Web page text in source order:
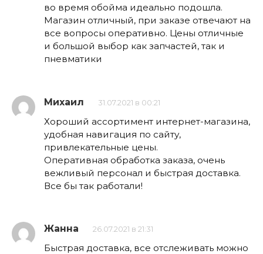
во время обойма идеально подошла.
Магазин отличный, при заказе отвечают на
все вопросы оперативно. Цены отличные
и большой выбор как запчастей, так и
пневматики
Михаил 31.07.2021 в 00:21
Хороший ассортимент интернет-магазина,
удобная навигация по сайту,
привлекательные цены.
Оперативная обработка заказа, очень
вежливый персонал и быстрая доставка.
Все бы так работали!
Жанна 26.07.2021 в 21:31
Быстрая доставка, все отслеживать можно